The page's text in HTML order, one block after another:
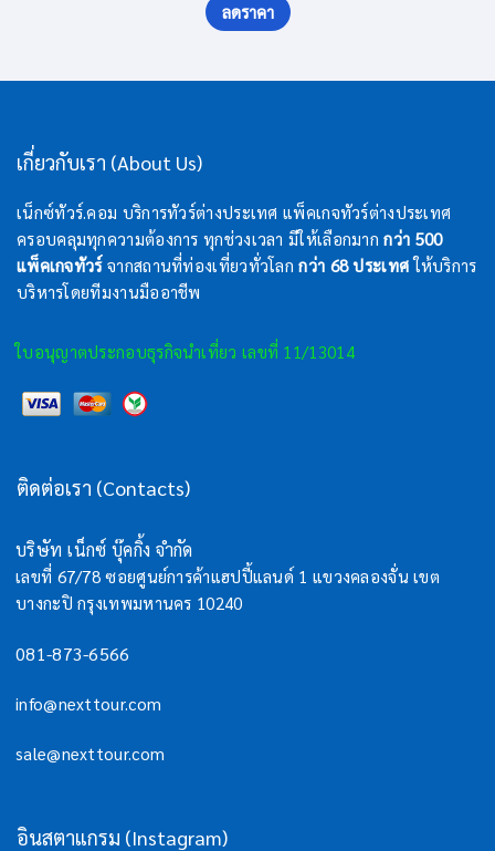
ลดราคา
เกี่ยวกับเรา (About Us)
เน็กซ์ทัวร์.คอม บริการทัวร์ต่างประเทศ แพ็คเกจทัวร์ต่างประเทศ
ครอบคลุมทุกความต้องการ ทุกช่วงเวลา มีให้เลือกมากกว่า 500
แพ็คเกจทัวร์จากสถานที่ท่องเที่ยวทั่วโลกกว่า 68 ประเทศให้บริการ
บริหารโดยทีมงานมืออาชีพ
ใบอนุญาตประกอบธุรกิจนำเที่ยว เลขที่ 11/13014
ติดต่อเรา (Contacts)
บริษัท เน็กซ์ บุ๊คกิ้ง จำกัด
เลขที่ 67/78 ซอยศูนย์การค้าแฮปปี้แลนด์ 1 แขวงคลองจั่น เขต
บางกะปิ กรุงเทพมหานคร 10240
081-873-6566
info@nexttour.com
sale@nexttour.com
อินสตาแกรม (Instagram)